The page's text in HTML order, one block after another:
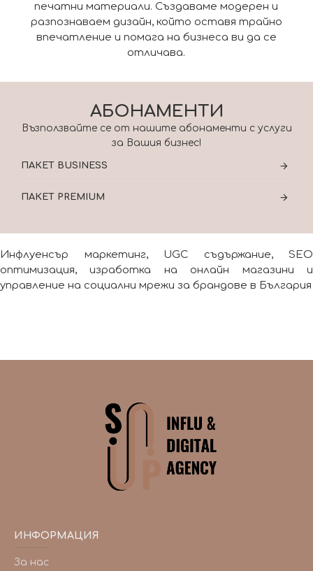
печатни материали. Създаваме модерен и
разпознаваем дизайн, който оставя трайно
впечатление и помага на бизнеса ви да се
отличава.
АБОНАМЕНТИ
Възползвайте се от нашите абонаменти с услуги
за Вашия бизнес!
ПАКЕТ BUSINESS
ПАКЕТ PREMIUM
Инфлуенсър маркетинг, UGC съдържание, SEO
оптимизация, изработка на онлайн магазини и
управление на социални мрежи за брандове в България
ИНФОРМАЦИЯ
За нас